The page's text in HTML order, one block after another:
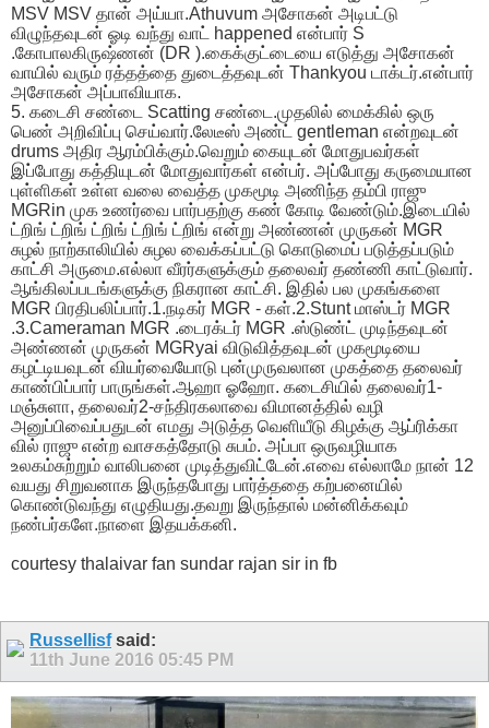
MSV MSV தான் அய்யா.Athuvum அசோகன் அடிபட்டு
விழுந்தவுடன் ஓடி வந்து வாட் happened என்பார் S
.கோபாலகிருஷ்ணன் (DR ).கைக்குட்டையை எடுத்து அசோகன்
வாயில் வரும் ரத்தத்தை துடைத்தவுடன் Thankyou டாக்டர்.என்பார்
அசோகன் அப்பாவியாக.
5. கடைசி சண்டை Scatting சண்டை.முதலில் மைக்கில் ஒரு
பெண் அறிவிப்பு செய்வார்.லேடீஸ் அண்ட் gentleman என்றவுடன்
drums அதிர ஆரம்பிக்கும்.வெறும் கையுடன் மோதுபவர்கள்
இப்போது கத்தியுடன் மோதுவார்கள் என்பர். அப்போது கருமையான
புள்ளிகள் உள்ள வலை வைத்த முகமூடி அணிந்த தம்பி ராஜு
MGRin முக உணர்வை பார்பதற்கு கண் கோடி வேண்டும்.இடையில்
ட்றிங் ட்றிங் ட்றிங் ட்றிங் ட்றிங் என்று அண்ணன் முருகன் MGR
சுழல் நாற்காலியில் சுழல வைக்கப்பட்டு கொடுமைப் படுத்தப்படும்
காட்சி அருமை.எல்லா வீரர்களுக்கும் தலைவர் தண்ணி காட்டுவார்.
ஆங்கிலப்படங்களுக்கு நிகரான காட்சி. இதில் பல முகங்களை
MGR பிரதிபலிப்பார்.1.நடிகர் MGR - கள்.2.Stunt மாஸ்டர் MGR
.3.Cameraman MGR .டைரக்டர் MGR .ஸ்டுண்ட் முடிந்தவுடன்
அண்ணன் முருகன் MGRyai விடுவித்தவுடன் முகமூடியை
கழட்டியவுடன் வியர்வையோடு புன்முருவலான முகத்தை தலைவர்
காண்பிப்பார் பாருங்கள்.ஆஹா ஓஹோ. கடைசியில் தலைவர்1-
மஞ்சுளா, தலைவர்2-சந்திரகலாவை விமானத்தில் வழி
அனுப்பிவைப்பதுடன் எமது அடுத்த வெளியீடு கிழக்கு ஆப்ரிக்கா
வில் ராஜு என்ற வாசகத்தோடு சுபம். அப்பா ஒருவழியாக
உலகம்சுற்றும் வாலிபனை முடித்துவிட்டேன்.எவை எல்லாமே நான் 12
வயது சிறுவனாக இருந்தபோது பார்த்ததை கற்பனையில்
கொண்டுவந்து எழுதியது.தவறு இருந்தால் மன்னிக்கவும்
நண்பர்களே.நாளை இதயக்கனி.
courtesy thalaivar fan sundar rajan sir in fb
Russellisfsaid:
11th June 2016 05:45 PM